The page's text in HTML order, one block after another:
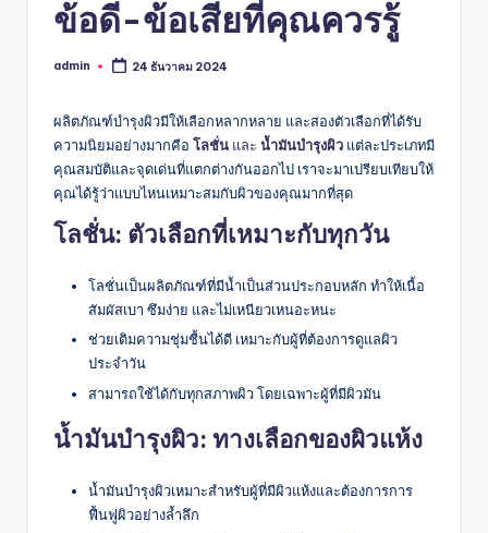
ข้อดี-ข้อเสียที่คุณควรรู้
Posted
admin 24 ธันวาคม 2024
ผลิตภัณฑ์บำรุงผิวมีให้เลือกหลากหลาย และสองตัวเลือกที่ได้รับ
ความนิยมอย่างมากคือ โลชั่น และ น้ำมันบำรุงผิว แต่ละประเภทมี
คุณสมบัติและจุดเด่นที่แตกต่างกันออกไป เราจะมาเปรียบเทียบให้
คุณได้รู้ว่าแบบไหนเหมาะสมกับผิวของคุณมากที่สุด
โลชั่น: ตัวเลือกที่เหมาะกับทุกวัน
โลชั่นเป็นผลิตภัณฑ์ที่มีน้ำเป็นส่วนประกอบหลัก ทำให้เนื้อ
สัมผัสเบา ซึมง่าย และไม่เหนียวเหนอะหนะ
ช่วยเติมความชุ่มชื้นได้ดี เหมาะกับผู้ที่ต้องการดูแลผิว
ประจำวัน
สามารถใช้ได้กับทุกสภาพผิว โดยเฉพาะผู้ที่มีผิวมัน
น้ำมันบำรุงผิว: ทางเลือกของผิวแห้ง
น้ำมันบำรุงผิวเหมาะสำหรับผู้ที่มีผิวแห้งและต้องการการ
ฟื้นฟูผิวอย่างล้ำลึก